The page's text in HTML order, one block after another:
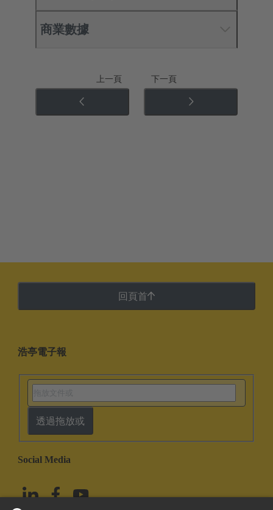
商業數據
上一頁 下一頁
回頁首
浩亭電子報
透過拖放或
Social Media